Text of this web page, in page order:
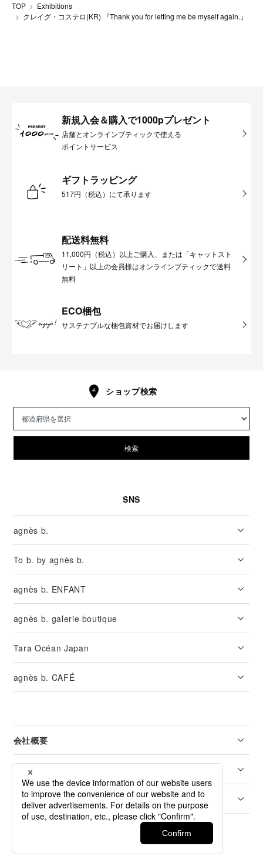
TOP
Exhibitions
クレイグ・コステロ(KR) 『Thank you for letting me be myself again.』
新規入会＆購入で1000pプレゼント
店舗とオンラインブティックで使える
ポイントサービス
ギフトラッピング
517円（税込）にて承ります
配送料無料
11,000円（税込）以上ご購入、または「キャットスト
リート」以上の会員様はオンラインブティックで送料
無料
ECO梱包
サステナブルな梱包資材でお届けします
ショップ検索
検索
SNS
agnès b.
To b. by agnès b.
agnès b. ENFANT
agnès b. galerie boutique
Tara Océan Japan
agnès b. CAFÉ
会社概要
リーガル
カスタマーサービス